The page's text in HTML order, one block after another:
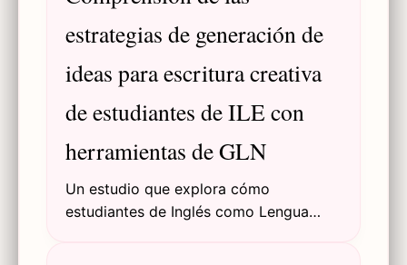
estrategias de generación de
ideas para escritura creativa
de estudiantes de ILE con
herramientas de GLN
Un estudio que explora cómo
estudiantes de Inglés como Lengua